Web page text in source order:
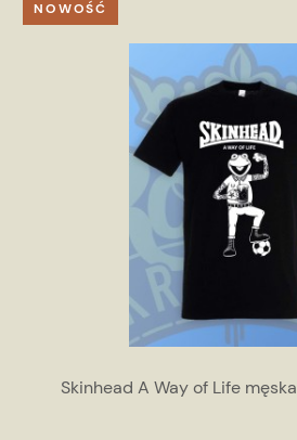
Skinhead A Way of Life męska
NOWOŚĆ